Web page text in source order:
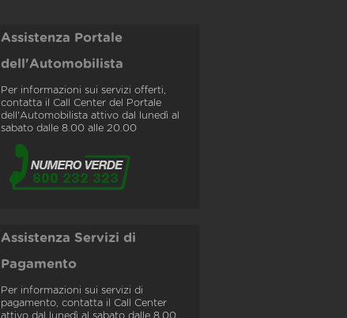
Assistenza Portale
dell'Automobilista
Per informazioni sui servizi offerti,
contatta il Call Center del Portale
dell'Automobilista attivo dal lunedì al
sabato dalle 8.00 alle 20.00
Assistenza Servizi di
Pagamento
Per informazioni sui servizi di
pagamento, contatta il Call Center